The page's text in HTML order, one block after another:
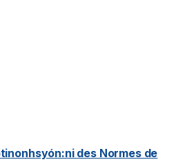
des Normes de